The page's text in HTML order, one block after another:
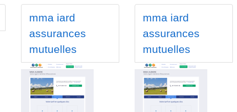
mma iard
assurances
mutuelles
mma iard
assurances
mutuelles